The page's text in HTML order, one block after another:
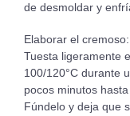
de desmoldar y
Elaborar el cremoso:
Tuesta ligeramente
100/120°C durante
pocos minutos
Fúndelo y deja que